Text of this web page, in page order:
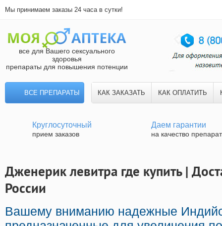
Мы принимаем заказы 24 часа в сутки!
все для Вашего сексуального
здоровья
препараты для повышения потенции
ВСЕ ПРЕПАРАТЫ КАК ЗАКАЗАТЬ КАК ОПЛАТИТЬ
Круглосуточный
прием заказов
Даем гарантии
на качество
Дженерик левитра где купить |
России
Вашему вниманию надежные